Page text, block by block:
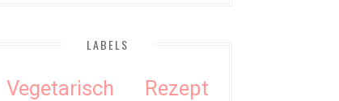
LABELS
Vegetarisch
Rezept